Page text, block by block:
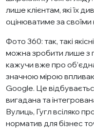
лише клієнтам, які їх
оцінюватиме за своїми
Фото 360: так, такі
можна зробити лише з
кажучи вже про
значною мірою
Google. Це
вигадана та
Вулиць, Гугл всіляко
норматив для бізнес